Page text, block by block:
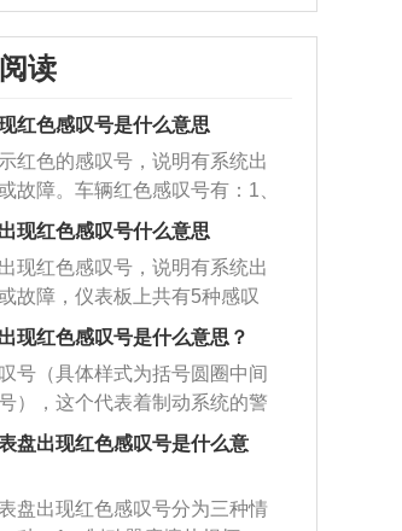
读
红色感叹号是什么意思
红色的感叹号，说明有系统出
故障。车辆红色感叹号有：1、
故障，也就是刹车警示灯，主
未放彻底或者手刹存在问题。
或维修刹车系统。2、检测到了
故障或是非正常情况。为常规
灯亮起，要立即停车，对汽车
大致的检查，然后联系修理厂
其进行维修。3、转向系统发生
向盘锁死或转向动力系统故
其他感叹号有：1、汽车的胎压
现的是轮胎气压监测警示灯，
现红色感叹号什么意思
现红色感叹号，说明有系统出
故障，仪表板上共有5种感叹
种，感叹号在红色方向盘旁边
示转向系统发生故障，可能是
死，或转向动力系统故障。第
叹号在黄色括号下方横线中间
明四个轮胎气压不平衡或者过
种，黄色三角形中间的感叹号
是常规故障。包含车灯、传感
现红色感叹号是什么意思？
号（具体样式为括号圆圈中间
），这个代表着制动系统的警
有制动系统发生故障和制动液
解决方案：需立即检修制动系
色感叹号，汽车上的其余感叹
盘出现红色感叹号是什么意
盘出现红色感叹号分为三种情